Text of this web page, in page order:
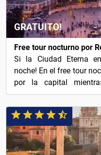
GRATUITO!
Free tour nocturno por
Si la Ciudad Eterna
noche! En el free tour
por la capital
iluminados.